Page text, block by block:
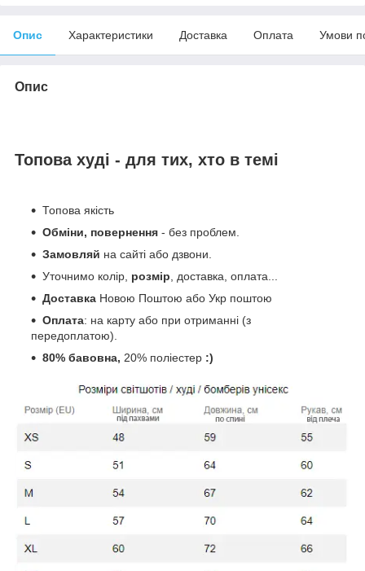
Опис Характеристики Доставка Оплата Умови
Опис
Топова худі - для тих, хто в темі
Топова якість
Обміни, повернення - без проблем.
Замовляй на сайті або дзвони.
Уточнимо колір, розмір, доставка, оплата...
Доставка Новою Поштою або Укр поштою
Оплата: на карту або при отриманні (з
передоплатою).
80% бавовна, 20% поліестер :)